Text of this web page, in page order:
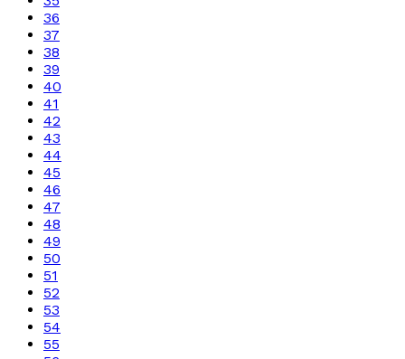
36
37
38
39
40
41
42
43
44
45
46
47
48
49
50
51
52
53
54
55